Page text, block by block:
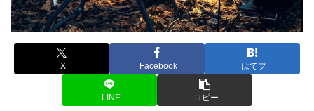
X Facebook はてブ
LINE コピー